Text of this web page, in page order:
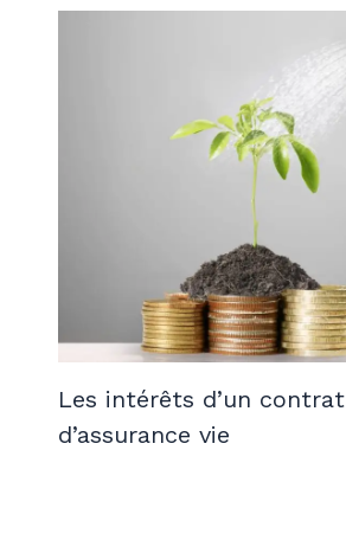
Les intérêts d’un contrat
d’assurance vie